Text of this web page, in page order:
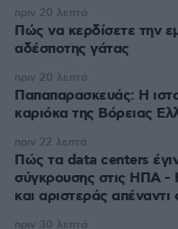
Πώς να κερδίσετε την
αδέσποτης γάτας
πριν 20 λεπτά
Παπαπαρασκευάς: Η
καριόκα της Βόρειας
πριν 20 λεπτά
Πώς τα data centers
σύγκρουσης στις ΗΠΑ -
και αριστεράς απέναντι
πριν 22 λεπτά
πριν 30 λεπτά